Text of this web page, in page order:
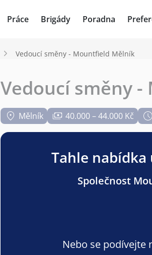
Práce Brigády Poradna
Vedoucí směny - Mountfield Mělník
Vedoucí směny
Mělník 40.000 – 44.000 Kč
Tahle nabídka
Společnost
Nebo se podívejte